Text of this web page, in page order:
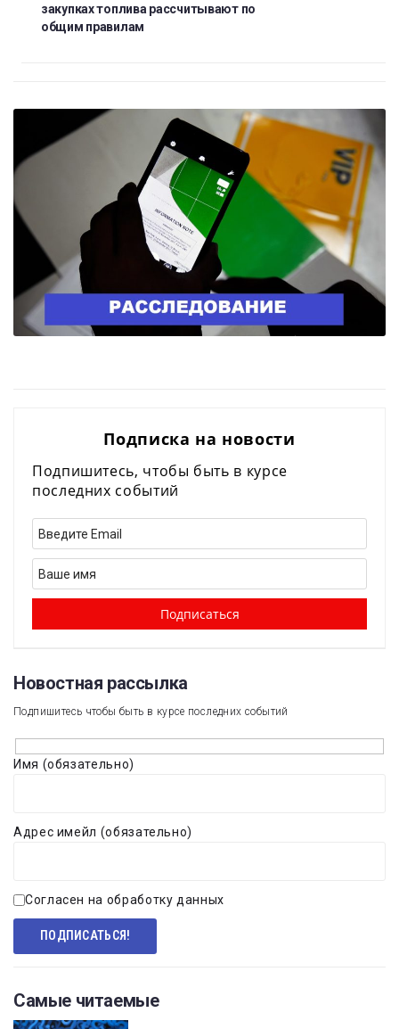
закупках топлива рассчитывают по
общим правилам
Подписка на новости
Подпишитесь, чтобы быть в курсе
последних событий
Новостная рассылка​
Подпишитесь чтобы быть в курсе последних событий
Имя (обязательно)
Адрес имейл (обязательно)
Согласен на обработку данных
Самые читаемые